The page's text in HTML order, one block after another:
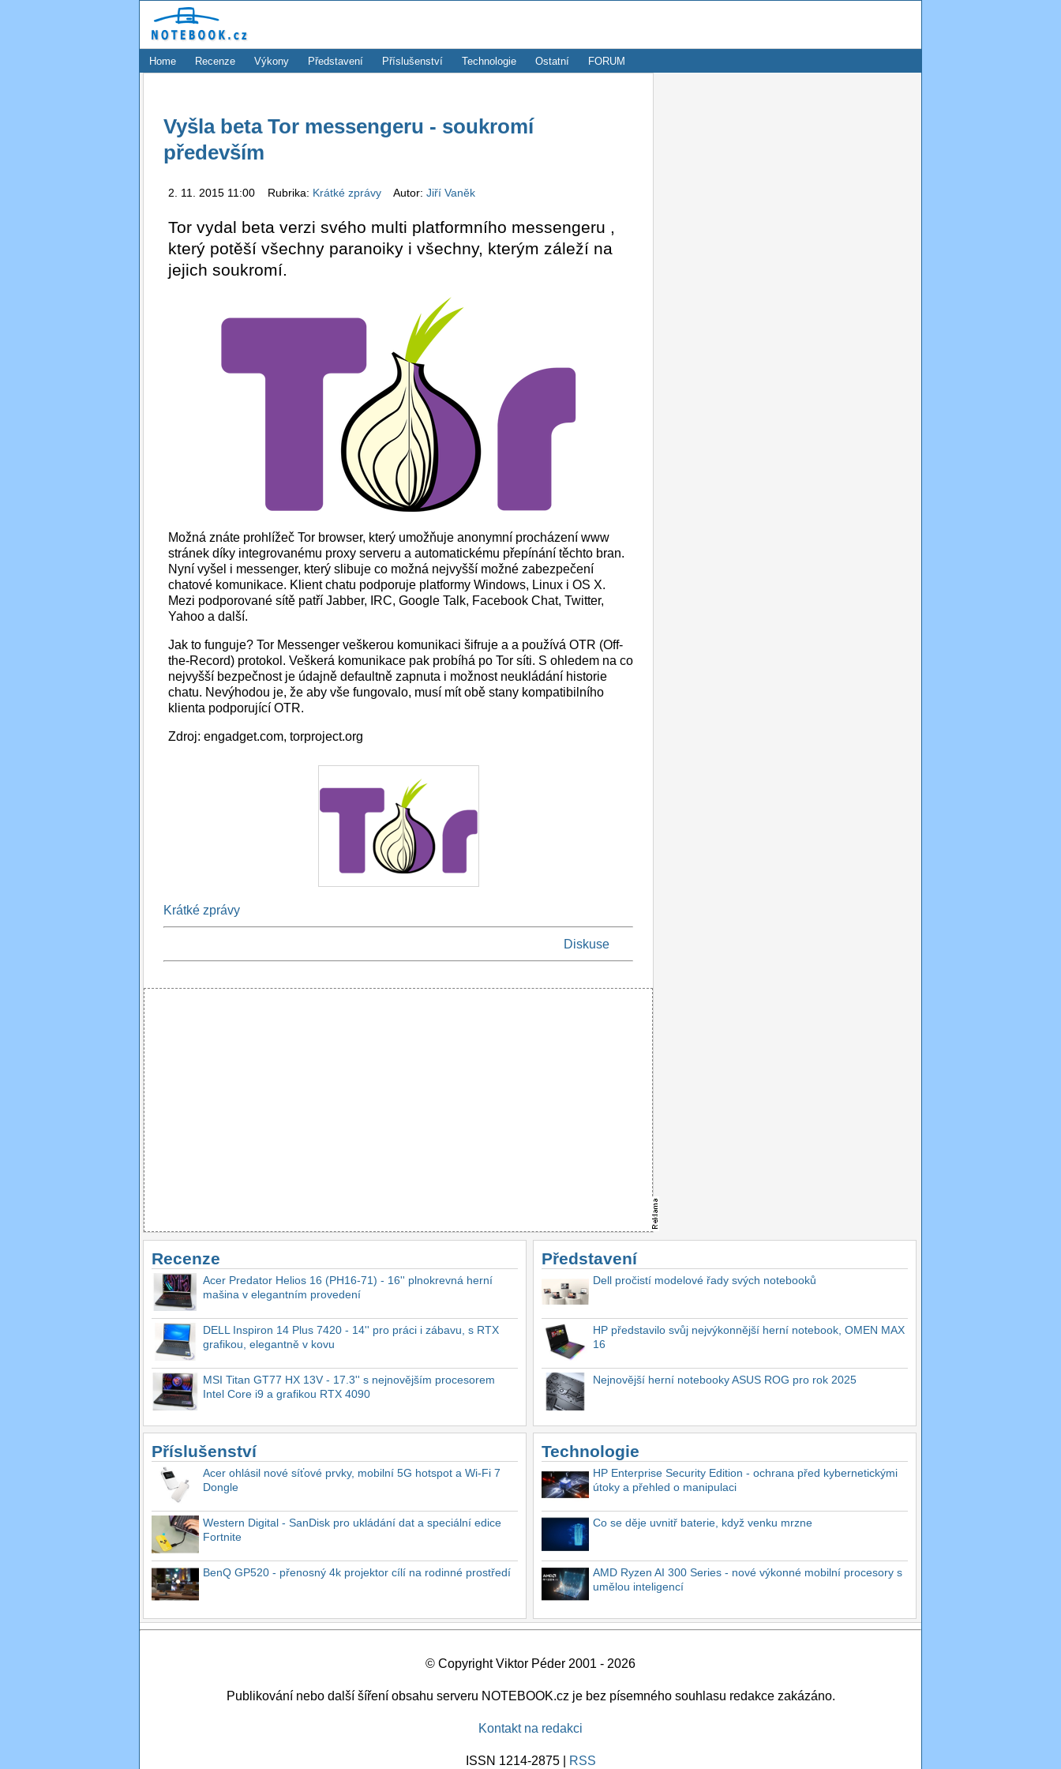
Home Recenze Výkony Představení Příslušenství Technologie Ostatní FORUM
Vyšla beta Tor messengeru - soukromí
především
2. 11. 2015 11:00 Rubrika: Krátké zprávy Autor: Jiří Vaněk
Tor vydal beta verzi svého multi platformního messengeru ,
který potěší všechny paranoiky i všechny, kterým záleží na
jejich soukromí.
Možná znáte prohlížeč Tor browser, který umožňuje anonymní procházení www
stránek díky integrovanému proxy serveru a automatickému přepínání těchto bran.
Nyní vyšel i messenger, který slibuje co možná nejvyšší možné zabezpečení
chatové komunikace. Klient chatu podporuje platformy Windows, Linux i OS X.
Mezi podporované sítě patří Jabber, IRC, Google Talk, Facebook Chat, Twitter,
Yahoo a další.
Jak to funguje? Tor Messenger veškerou komunikaci šifruje a a používá OTR (Off-
the-Record) protokol. Veškerá komunikace pak probíhá po Tor síti. S ohledem na co
nejvyšší bezpečnost je údajně defaultně zapnuta i možnost neukládání historie
chatu. Nevýhodou je, že aby vše fungovalo, musí mít obě stany kompatibilního
klienta podporující OTR.
Zdroj: engadget.com, torproject.org
Krátké zprávy
Diskuse
Recenze
Acer Predator Helios 16 (PH16-71) - 16'' plnokrevná herní
mašina v elegantním provedení
DELL Inspiron 14 Plus 7420 - 14'' pro práci i zábavu, s RTX
grafikou, elegantně v kovu
MSI Titan GT77 HX 13V - 17.3'' s nejnovějším procesorem
Intel Core i9 a grafikou RTX 4090
Představení
Dell pročistí modelové řady svých notebooků
HP představilo svůj nejvýkonnější herní notebook, OMEN MAX
16
Nejnovější herní notebooky ASUS ROG pro rok 2025
Příslušenství
Acer ohlásil nové síťové prvky, mobilní 5G hotspot a Wi-Fi 7
Dongle
Western Digital - SanDisk pro ukládání dat a speciální edice
Fortnite
BenQ GP520 - přenosný 4k projektor cílí na rodinné prostředí
Technologie
HP Enterprise Security Edition - ochrana před kybernetickými
útoky a přehled o manipulaci
Co se děje uvnitř baterie, když venku mrzne
AMD Ryzen AI 300 Series - nové výkonné mobilní procesory s
umělou inteligencí
© Copyright Viktor Péder 2001 - 2026
Publikování nebo další šíření obsahu serveru NOTEBOOK.cz je bez písemného souhlasu redakce zakázáno.
Kontakt na redakci
ISSN 1214-2875 | RSS